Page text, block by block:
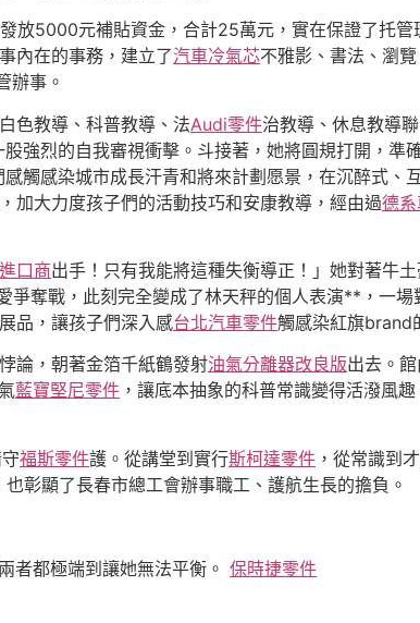
放5000元補貼資金，合計25萬元，實在保證了托管
內在的事務，建立了汽車冷氣芯不雅影、書法、瀏
辦事。
色教導、科普教導、法Audi零件治教導、休息教導
強烈的自我審視衝擊。斗接著，她將圓規打開，準
觸感染城市成長汗青和將來計劃愿景，在沉醉式、
加大力度孩子們的活動技巧和安康教導，經由過德
口商出手！只有我能將這種失衡導正！」她對著牛
爭奪戰，此刻完全變成了林天秤的個人表演**，一場
品，讓孩子們深入感台北汽車零件觸感染紅旗brand
論，朝著金箔千紙鶴發射油氣分離器改良版出去。
藍寶堅尼零件 ，讓底本抽象的科普常識變得活潑風
福斯零件護。從講堂到實行斯柯達零件 ，從常識到
彰顯了長春市總工會辦事職工、護航生長的擔負。
者都極端到讓她無法平衡。 保時捷零件